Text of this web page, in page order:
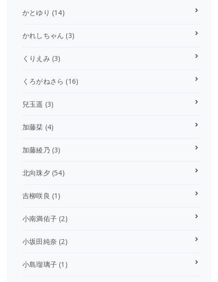
かとゆり (14)
かれしちゃん (3)
くりえみ (3)
くろがねさら (16)
兒玉遥 (3)
加藤栞 (4)
加藤綾乃 (3)
北向珠夕 (54)
吉柳咲良 (1)
小南満佑子 (2)
小坂田純奈 (2)
小島瑠璃子 (1)